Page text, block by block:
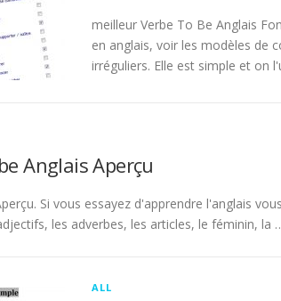
meilleur Verbe To Be Anglais
en anglais, voir les modèles de
irréguliers. Elle est simple et on
Anglais Aperçu
Si vous essayez d'apprendre l'anglais
les adverbes, les articles, le féminin, la
ALL